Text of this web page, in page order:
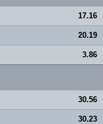
17.16
20.19
3.86
30.56
30.23